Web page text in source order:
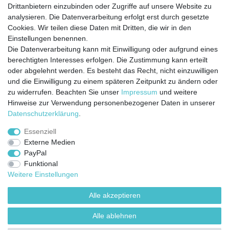
Jetzt anmelden und auf dem Laufenden
bleiben!
Sie wollen keine Neuigkeiten verpassen?
Dann melden Sie sich noch heute zu unserem Newsletter an:
VORNAME
E-MAIL **
Newsletter
Honig
Ich stimme zu, dass meine personenbezogenen Daten genutzt werden, um
Abonnieren
Drittanbietern einzubinden oder Zugriffe auf unsere Website zu
analysieren. Die Datenverarbeitung erfolgt erst durch gesetzte
Cookies. Wir teilen diese Daten mit Dritten, die wir in den
Einstellungen benennen.
Die Datenverarbeitung kann mit Einwilligung oder aufgrund eines
berechtigten Interesses erfolgen. Die Zustimmung kann erteilt
oder abgelehnt werden. Es besteht das Recht, nicht einzuwilligen
und die Einwilligung zu einem späteren Zeitpunkt zu ändern oder
zu widerrufen. Beachten Sie unser Impressum und weitere
Hinweise zur Verwendung personenbezogener Daten in unserer
Daten­schutz­erklärung
Essenziell
Externe Medien
PayPal
Funktional
Weitere Einstellungen
Alle akzeptieren
Alle ablehnen